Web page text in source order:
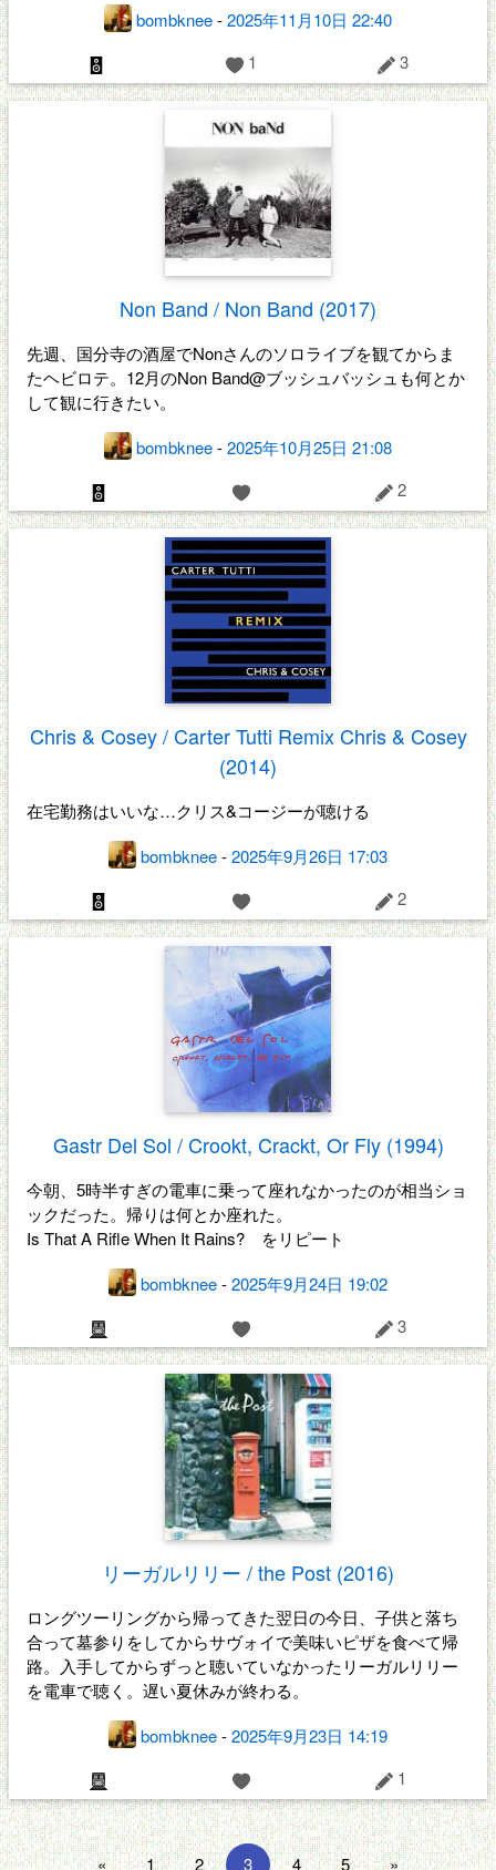
bombknee-2025年11月10日 22:40
1
3
Non Band / Non Band (2017)
先週、国分寺の酒屋でNonさんのソロライブを観てからま
たヘビロテ。12月のNon Band@ブッシュバッシュも何とか
して観に行きたい。
bombknee-2025年10月25日 21:08
2
Chris & Cosey / Carter Tutti Remix Chris & Cosey
(2014)
在宅勤務はいいな…クリス&コージーが聴ける
bombknee-2025年9月26日 17:03
2
Gastr Del Sol / Crookt, Crackt, Or Fly (1994)
今朝、5時半すぎの電車に乗って座れなかったのが相当ショ
ックだった。帰りは何とか座れた。
Is That A Rifle When It Rains? をリピート
bombknee-2025年9月24日 19:02
3
リーガルリリー / the Post (2016)
ロングツーリングから帰ってきた翌日の今日、子供と落ち
合って墓参りをしてからサヴォイで美味いピザを食べて帰
路。入手してからずっと聴いていなかったリーガルリリー
を電車で聴く。遅い夏休みが終わる。
bombknee-2025年9月23日 14:19
1
« 1 2 3 4 5 »